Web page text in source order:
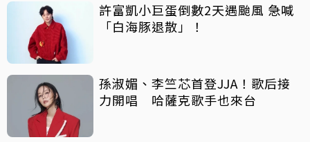
許富凱小巨蛋倒數2天遇颱風 急喊
「白海豚退散」！
孫淑媚、李竺芯首登JJA！歌后接
力開唱 哈薩克歌手也來台